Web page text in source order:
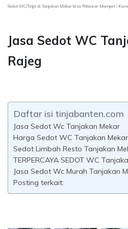
Sedot WC/Tinja di Tanjakan Mekar bisa Pelancar Mampet /
Jasa Sedot WC
Rajeg
Daftar isi tinjabanten.com
Jasa Sedot Wc Tanjakan Mekar
Harga Sedot WC Tanjakan Mekar
Sedot Limbah Resto Tanjakan
TERPERCAYA SEDOT WC
Jasa Sedot Wc Murah Tanjakan
Posting terkait: